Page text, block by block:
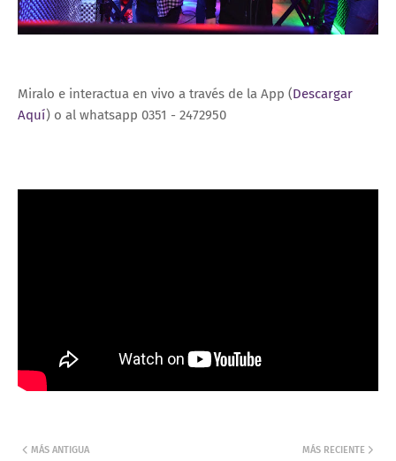
Miralo e interactua en vivo a través de la App (Descargar
Aquí) o al whatsapp 0351 - 2472950
MÁS RECIENTE
MÁS ANTIGUA